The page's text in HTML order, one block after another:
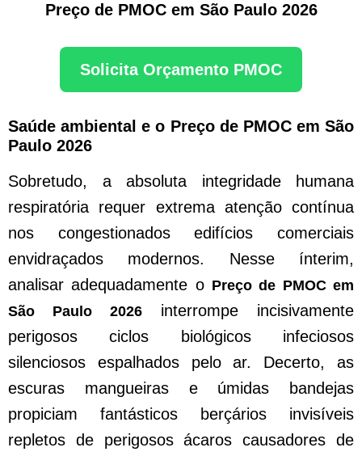
Preço de PMOC em São Paulo 2026
Solicita Orçamento PMOC
Saúde ambiental e o Preço de PMOC em São
Paulo 2026
Sobretudo, a absoluta integridade humana
respiratória requer extrema atenção contínua
nos congestionados edifícios comerciais
envidraçados modernos. Nesse ínterim,
analisar adequadamente o Preço de PMOC em
São Paulo 2026 interrompe incisivamente
perigosos ciclos biológicos infeciosos
silenciosos espalhados pelo ar. Decerto, as
escuras mangueiras e úmidas bandejas
propiciam fantásticos berçários invisíveis
repletos de perigosos ácaros causadores de